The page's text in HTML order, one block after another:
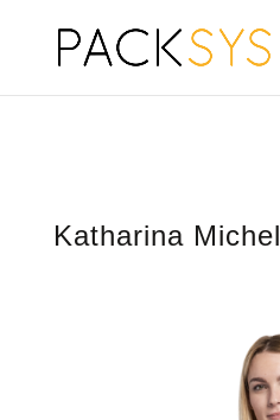
Katharina Michel